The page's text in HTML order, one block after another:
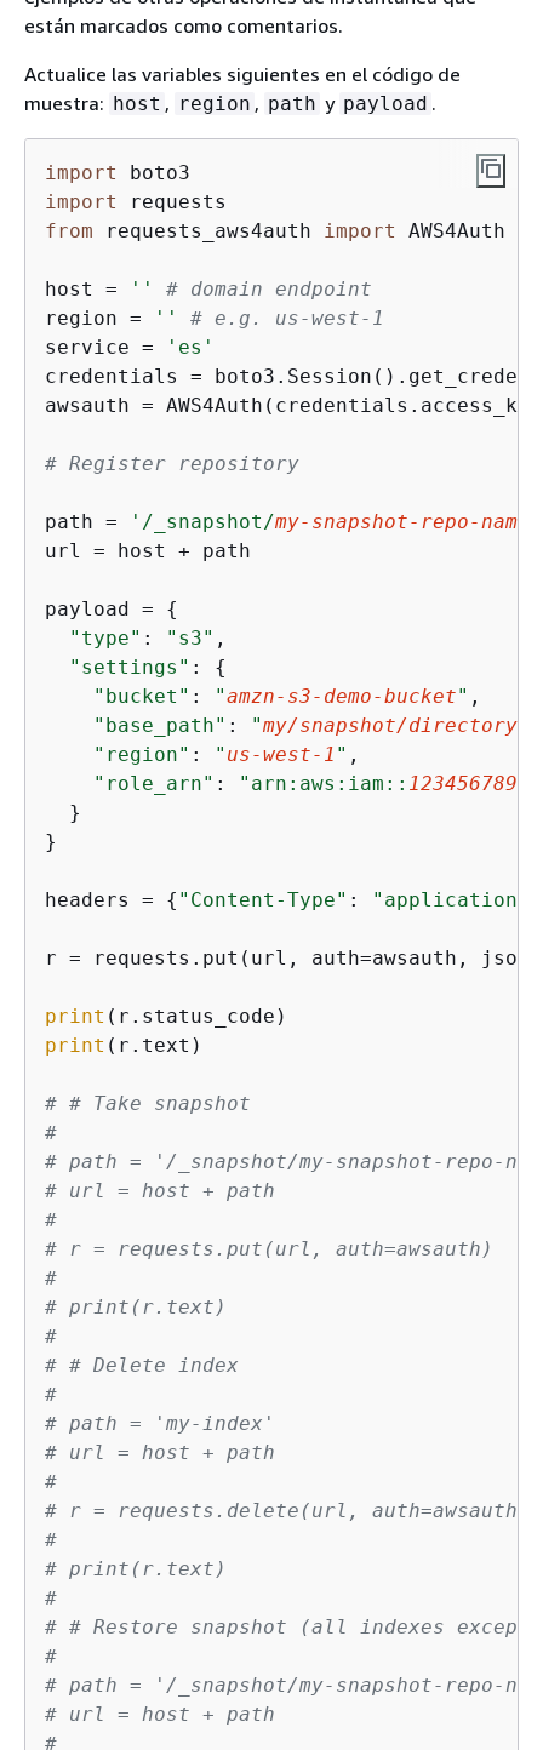
están marcados como comentarios.
Actualice las variables siguientes en el código de
muestra: host , region , path y payload .
import
import
from requests_aws4auth import AWS4Auth
host = ''
# domain endpoint
region =
''
# e.g. us-west-1
service =
'es'
credentials =
awsauth =
# Register repository
path = '/_snapshot/my-snapshot-repo-name
url = host + path
payload = {
"type" : "s3" ,
"settings" : {
"bucket" : "amzn-s3-demo-bucket" ,
"base_path" : "my/snapshot/directory
"region" : " us-west-1 " ,
"role_arn" : "arn:aws:iam::
  }
}
headers = { "Content-Type" : "application/
r = requests.put(url, auth=awsauth,
print
print (r.text)
# # Take snapshot
#
# path = '/_snapshot/my-snapshot-repo-
# url = host + path
#
# r = requests.put(url, auth=awsauth)
#
# print(r.text)
#
# # Delete index
#
# path = 'my-index'
# url = host + path
#
# r = requests.delete(url, auth=awsauth)
#
# print(r.text)
#
# # Restore snapshot (all indexes except
#
# path = '/_snapshot/my-snapshot-repo-
# url = host + path
#